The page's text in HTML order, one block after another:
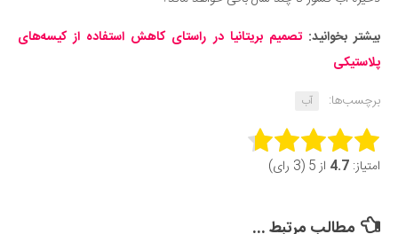
بیشتر بخوانید:تصمیم بریتانیا در راستای کاهش استفاده از کیسه‌های
پلاستیکی
برچسب‌ها:
آب
Rate this item:
امتیاز: 4.7 از 5 (3 رای)